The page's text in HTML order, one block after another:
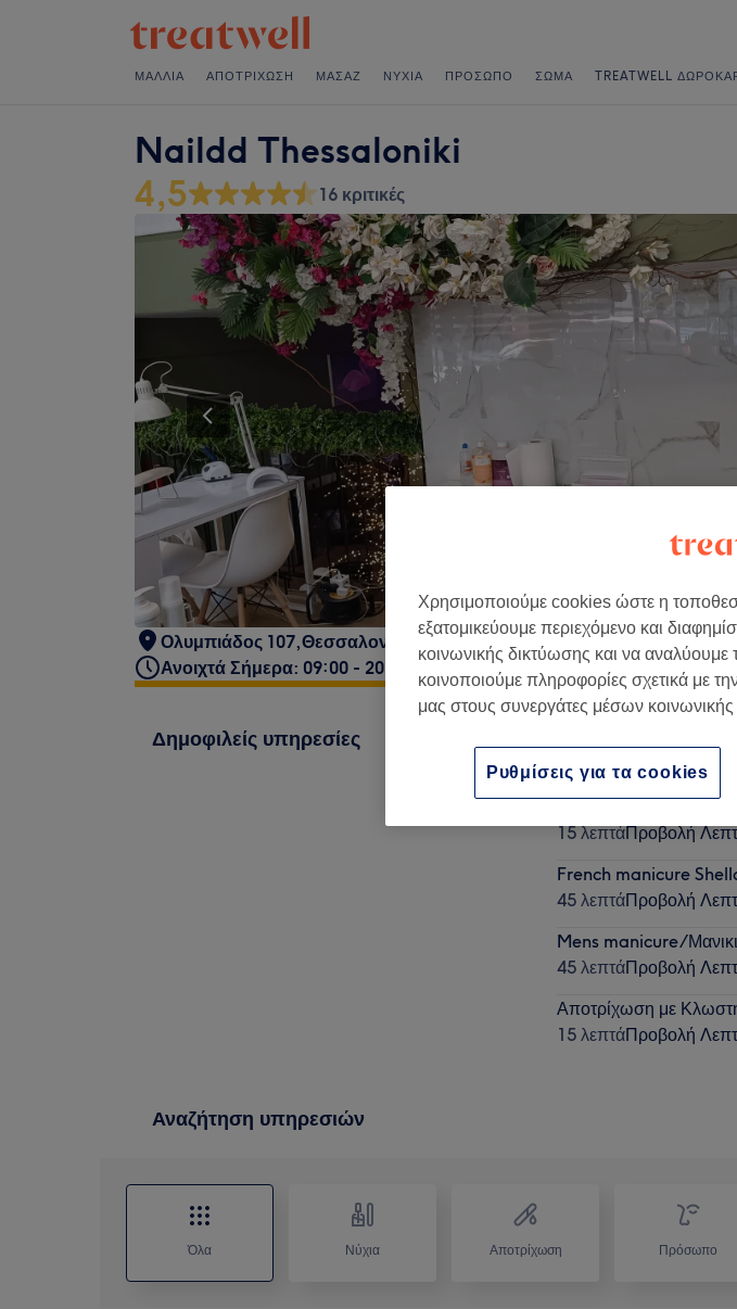
ΜΑΛΛΙΆ ΑΠΟΤΡΊΧΩΣΗ ΜΑΣΆΖ ΝΎΧΙΑ ΠΡΌΣΩΠΟ ΣΏΜΑ TREATWELL
Naildd Thessaloniki
4,5 16 κριτικές
Ολυμπιάδος 107,Θεσσαλονίκη
Ανοιχτά Σήμερα: 09:00 - 20:00
Δημοφιλείς υπηρεσίες
20 λεπτάΠροβολή
Αποτρίχωση με
15 λεπτάΠροβολή
French manicure
45 λεπτάΠροβολή
Mens manicure/
45 λεπτάΠροβολή
Αποτρίχωση με
15 λεπτάΠροβολή
Αναζήτηση υπηρεσιών
Όλα Νύχια Αποτρίχωση Πρόσωπο
Χρησιμοποιούμε cookies ώστε η
εξατομικεύουμε περιεχόμενο και
κοινωνικής δικτύωσης και να
κοινοποιούμε πληροφορίες σχετικά με
μας στους συνεργάτες μέσων
Ρυθμίσεις για τα cookies